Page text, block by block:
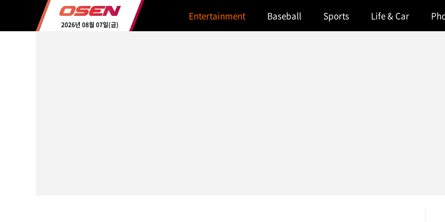
2026년 08월 07일(금)
Entertainment Baseball Sports Life & Car